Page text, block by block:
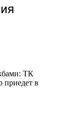
ТК
в